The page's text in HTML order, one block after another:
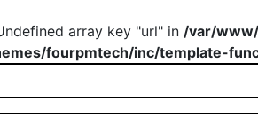
array key "url" in /var/
fourpmtech/inc/template-